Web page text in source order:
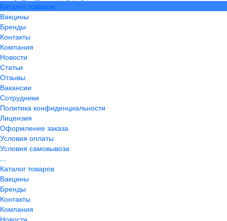
Каталог товаров
Вакцины
Бренды
Контакты
Компания
Новости
Статьи
Отзывы
Вакансии
Сотрудники
Политика конфиденциальности
Лицензия
Оформление заказа
Условия оплаты
Условия самовывоза
...
Каталог товаров
Вакцины
Бренды
Контакты
Компания
Новости